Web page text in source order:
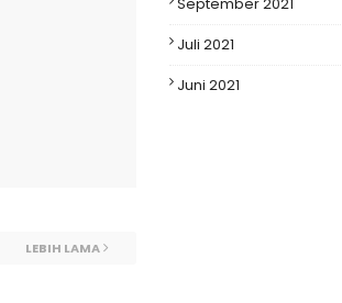
LEBIH LAMA
Juli 2021
Juni 2021